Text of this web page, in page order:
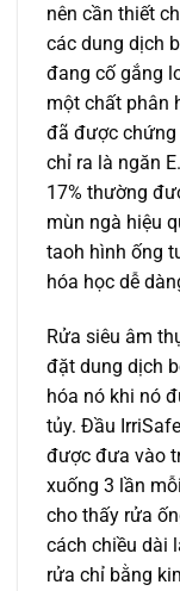
nên cần thiết
các dung dịch
đang cố gắng
một chất phân
đã được chứng
chỉ ra là ngăn
17% thường
mùn ngà hiệu
taoh hình ống
hóa học dễ
Rửa siêu âm
đặt dung dịch
hóa nó khi nó
tủy. Đầu
được đưa vào
xuống 3 lần
cho thấy rửa
cách chiều dài
rửa chỉ bằng